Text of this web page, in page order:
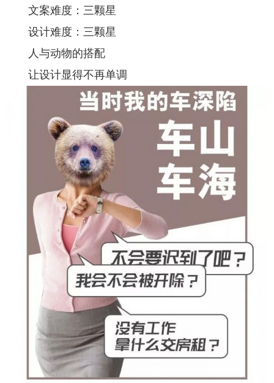
文案难度：三颗星
设计难度：三颗星
人与动物的搭配
让设计显得不再单调